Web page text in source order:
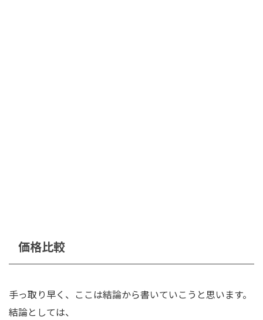
価格比較
手っ取り早く、ここは結論から書いていこうと思います。
結論としては、